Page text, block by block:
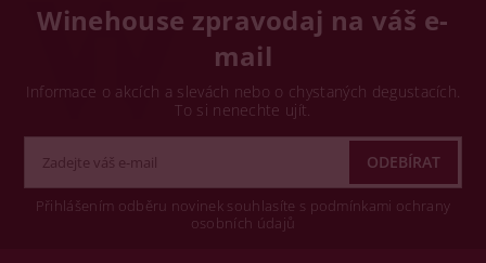
Winehouse zpravodaj na váš e-
mail
Informace o akcích a slevách nebo o chystaných degustacích.
To si nenechte ujít.
Přihlášením odběru novinek souhlasíte s podmínkami ochrany
osobních údajů